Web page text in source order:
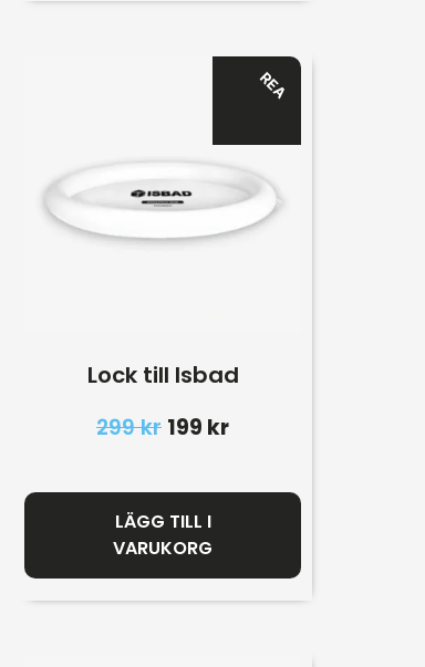
REA
Lock till Isbad
299kr 199 kr
LÄGG TILL I
VARUKORG